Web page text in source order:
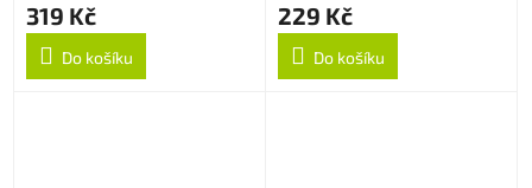
319 Kč
Do košíku
229 Kč
Do košíku